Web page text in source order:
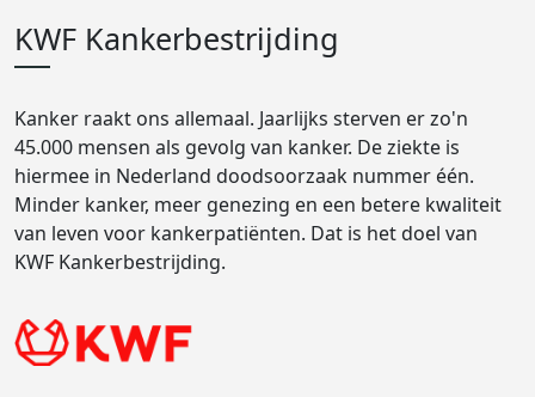
KWF Kankerbestrijding
Kanker raakt ons allemaal. Jaarlijks sterven er zo'n
45.000 mensen als gevolg van kanker. De ziekte is
hiermee in Nederland doodsoorzaak nummer één.
Minder kanker, meer genezing en een betere kwaliteit
van leven voor kankerpatiënten. Dat is het doel van
KWF Kankerbestrijding.